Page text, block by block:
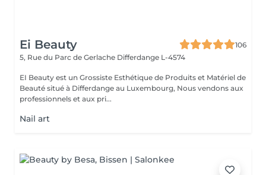
Ei Beauty
106
5, Rue du Parc de Gerlache Differdange L-4574
EI Beauty est un Grossiste Esthétique de Produits et Matériel de
Beauté situé à Differdange au Luxembourg, Nous vendons aux
professionnels et aux pri...
Nail art